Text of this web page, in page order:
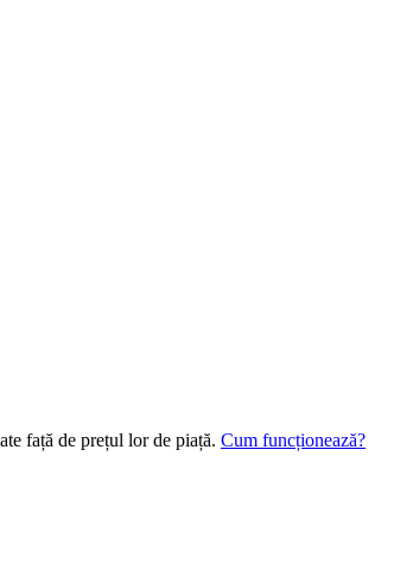
față de prețul lor de piață. Cum funcționează?